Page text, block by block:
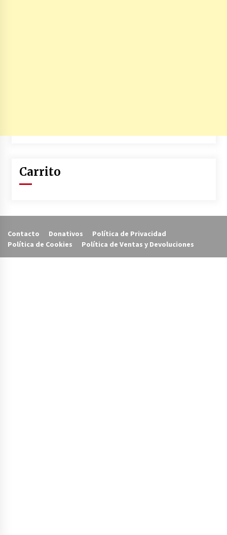
Carrito
Contacto Donativos
Política de Privacidad
Política de Cookies
Política de Ventas y Devoluciones